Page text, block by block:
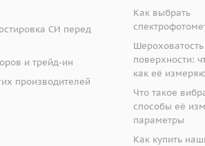
EM4000 может использоваться
слабо влияет перекос, в
датчика в определённом
Прибор использует специальный
факторов, таких как
специалистами алгоритм
характеристики
СИ перед
и трейд-ин
производителей
Как выбрать
Шероховатость
поверхности:
как её
Что такое
способы её
параметры
Как купить